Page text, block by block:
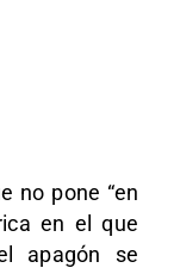
no pone “en
en el que
apagón se